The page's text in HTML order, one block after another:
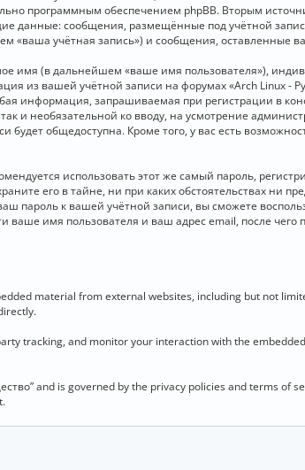
программным обеспечением phpBB. Вторым
данные: сообщения, размещённые под учётной
«ваша учётная запись») и сообщения,
имя (в дальнейшем «ваше имя пользователя»),
из вашей учётной записи на форумах «Arch Linux -
информация, запрашиваемая при регистрации в
и необязательной ко вводу, на усмотрение
общедоступна. Кроме того, у вас есть
использовать этот же самый пароль,
его в тайне, ни при каких обстоятельствах ни
пароль к вашей учётной записи, вы сможете
имя пользователя и ваш адрес email, после
material from external websites, including but not
tracking, and monitor your interaction with the
and is governed by the privacy policies and terms